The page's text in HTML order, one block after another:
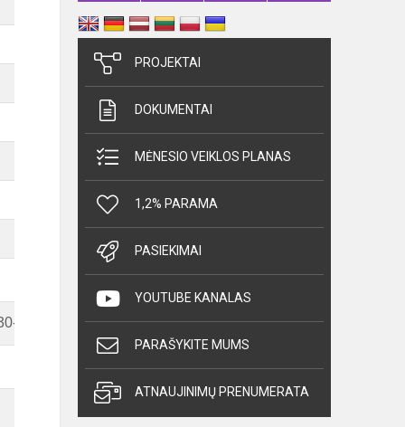
Antradienis Trečiadienis
15.00, 122 kab. 13.30-15.00,
PROJEKTAI
DOKUMENTAI
MĖNESIO VEIKLOS PLANAS
1,2% PARAMA
PASIEKIMAI
YOUTUBE KANALAS
PARAŠYKITE MUMS
ATNAUJINIMŲ PRENUMERATA